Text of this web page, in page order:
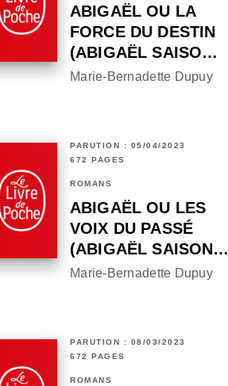
ABIGAËL OU LA
FORCE DU DESTIN
(ABIGAËL SAISO…
Marie-Bernadette Dupuy
PARUTION : 05/04/2023
672 PAGES
ROMANS
ABIGAËL OU LES
VOIX DU PASSÉ
(ABIGAËL SAISON…
Marie-Bernadette Dupuy
PARUTION : 08/03/2023
672 PAGES
ROMANS